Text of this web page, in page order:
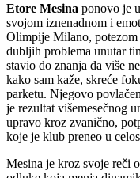
Etore Mesina ponovo je
svojom iznenadnom i
Olimpije Milano,
dubljih problema unutar
stavio do znanja da više
kako sam kaže, skreće
parketu. Njegovo
je rezultat višemesečnog
upravo kroz zvanično,
koje je klub preneo u
Mesina je kroz svoje reči